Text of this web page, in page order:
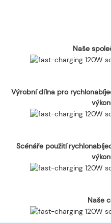
Naše
Výrobní dílna pro
Scénáře použití
Naše